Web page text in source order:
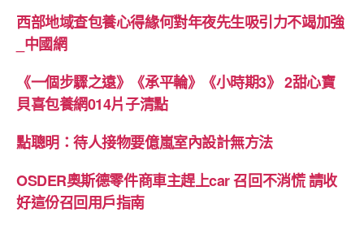
西部地域查包養心得緣何對年夜先生吸引力不竭加強
_中國網
《一個步驟之遠》《承平輪》《小時期3》 2甜心寶
貝喜包養網014片子清點
點聰明：待人接物要億嵐室內設計無方法
OSDER奧斯德零件商車主趕上car 召回不消慌 請收
好這份召回用戶指南